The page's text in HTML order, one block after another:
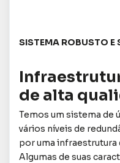
SISTEMA ROBUSTO E
de alta
Temos um sistema de
vários níveis de
por uma
Algumas de suas